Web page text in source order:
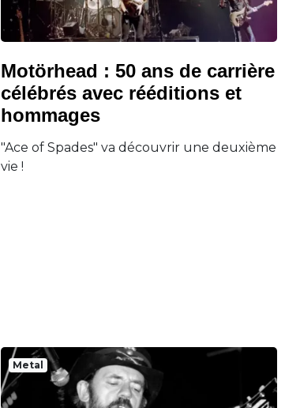
Motörhead : 50 ans de carrière
célébrés avec rééditions et
hommages
"Ace of Spades" va découvrir une deuxième
vie !
Metal